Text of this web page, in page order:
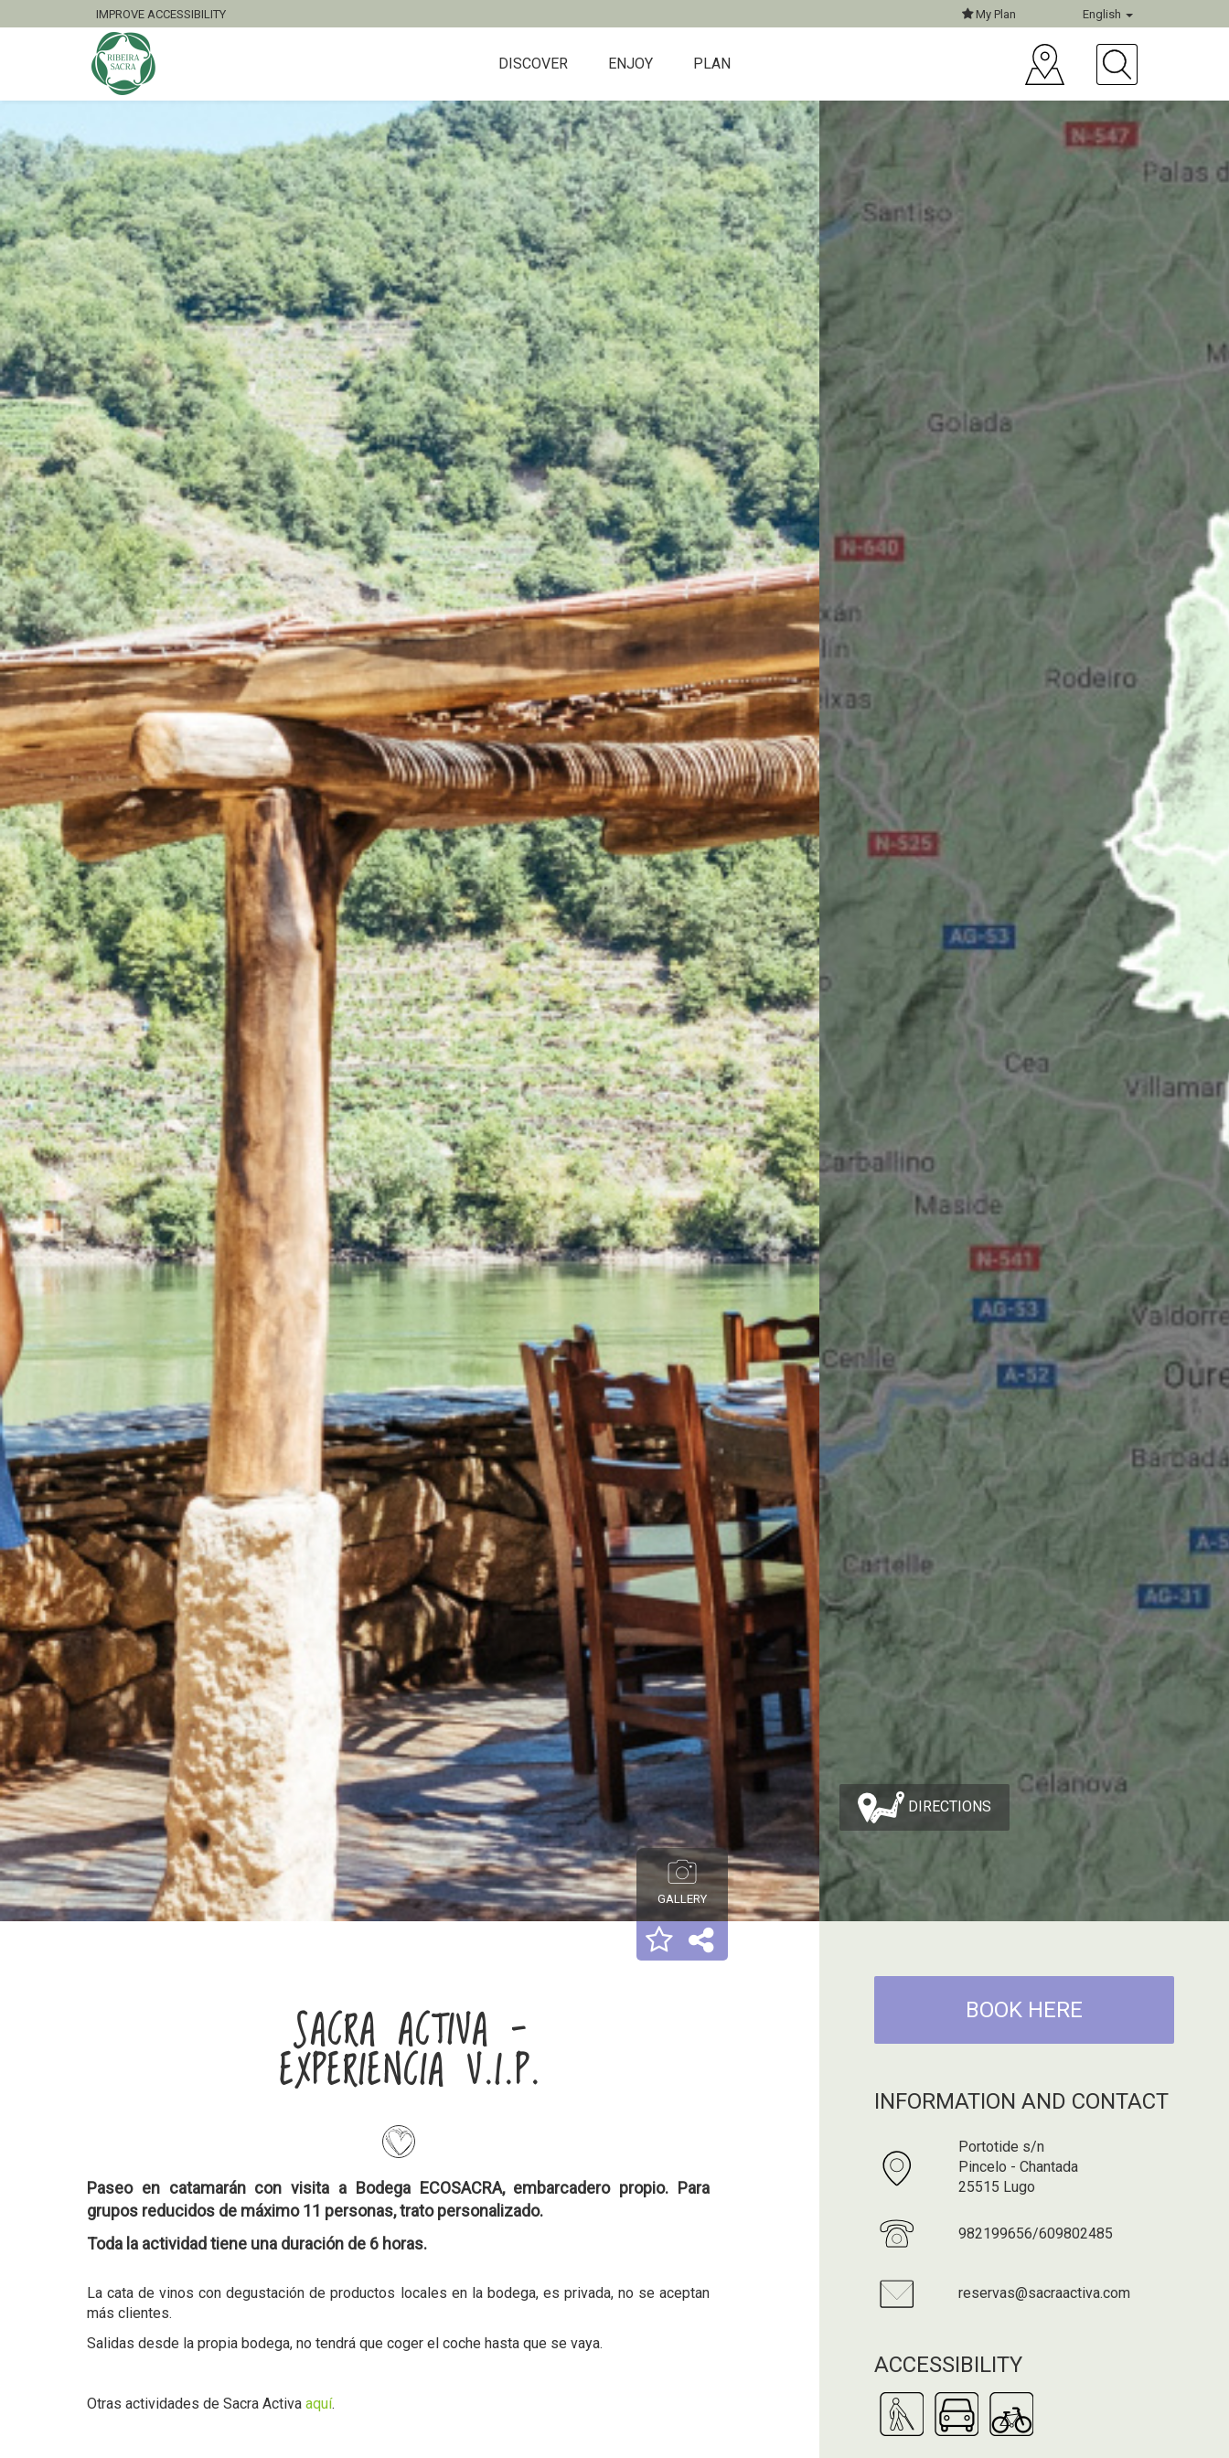
IMPROVE ACCESSIBILITY My Plan English
DISCOVER ENJOY PLAN
DIRECTIONS
GALLERY
SACRA ACTIVA -
EXPERIENCIA V.I.P.
Paseo en catamarán con visita a Bodega ECOSACRA, embarcadero propio. Para
grupos reducidos de máximo 11 personas, trato personalizado.
Toda la actividad tiene una duración de 6 horas.
La cata de vinos con degustación de productos locales en la bodega, es privada, no se aceptan
más clientes.
Salidas desde la propia bodega, no tendrá que coger el coche hasta que se vaya.
Otras actividades de Sacra Activa aquí.
BOOK HERE
INFORMATION AND CONTACT
Portotide s/n
Pincelo - Chantada
25515 Lugo
982199656/609802485
reservas@sacraactiva.com
ACCESSIBILITY